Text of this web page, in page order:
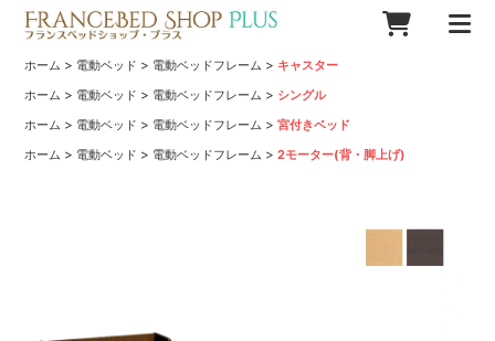
ホーム > 電動ベッド > 電動ベッドフレーム > キャスター
ホーム > 電動ベッド > 電動ベッドフレーム > シングル
ホーム > 電動ベッド > 電動ベッドフレーム >宮付きベッド
ホーム > 電動ベッド > 電動ベッドフレーム >2モーター(背・脚上げ)